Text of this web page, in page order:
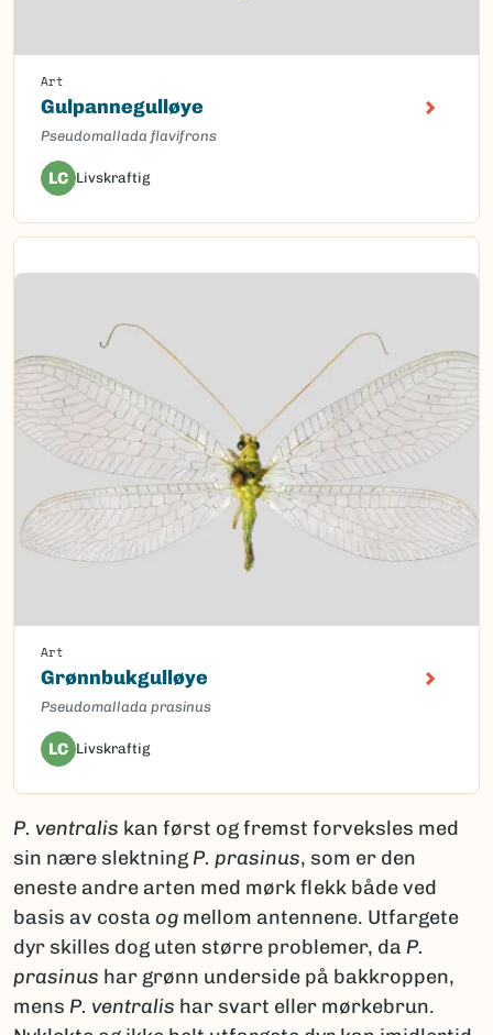
Art
Gulpannegulløye
Pseudomallada flavifrons
LC Livskraftig
Art
Grønnbukgulløye
Pseudomallada prasinus
LC Livskraftig
P. ventralis kan først og fremst forveksles med
sin nære slektning P. prasinus, som er den
eneste andre arten med mørk flekk både ved
basis av costa og mellom antennene. Utfargete
dyr skilles dog uten større problemer, da P.
prasinus har grønn underside på bakkroppen,
mens P. ventralis har svart eller mørkebrun.